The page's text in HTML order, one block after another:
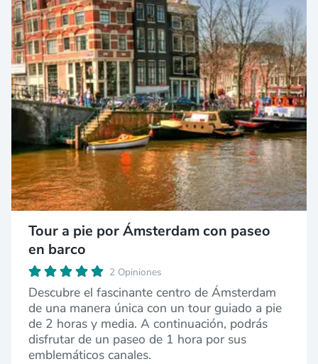
Tour a pie por Ámsterdam con paseo
en barco
2 Opiniones
Descubre el fascinante centro de Ámsterdam
de una manera única con un tour guiado a pie
de 2 horas y media. A continuación, podrás
disfrutar de un paseo de 1 hora por sus
emblemáticos canales.